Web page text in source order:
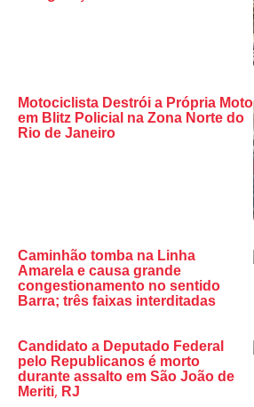
Motociclista Destrói a Própria Moto
em Blitz Policial na Zona Norte do
Rio de Janeiro
Caminhão tomba na Linha
Amarela e causa grande
congestionamento no sentido
Barra; três faixas interditadas
Candidato a Deputado Federal
pelo Republicanos é morto
durante assalto em São João de
Meriti, RJ